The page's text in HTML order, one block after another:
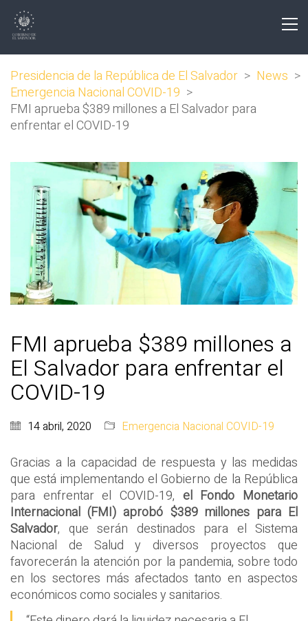
Presidencia de la República de El Salvador > News >
Emergencia Nacional COVID-19 >
FMI aprueba $389 millones a El Salvador para
enfrentar el COVID-19
FMI aprueba $389 millones a
El Salvador para enfrentar el
COVID-19
14 abril, 2020 Emergencia Nacional COVID-19
Gracias a la capacidad de respuesta y las medidas
que está implementando el Gobierno de la República
para enfrentar el COVID-19, el Fondo Monetario
Internacional (FMI) aprobó $389 millones para El
Salvador, que serán destinados para el Sistema
Nacional de Salud y diversos proyectos que
favorecerán la atención por la pandemia, sobre todo
en los sectores más afectados tanto en aspectos
económicos como sociales y sanitarios.